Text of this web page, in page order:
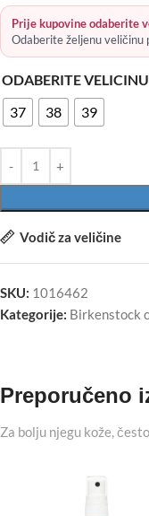
Prije kupovine odaberite
Odaberite željenu veličinu
ODABERITE VELICINU
37
38 39
Vodič za veličine
SKU: 1016462
Kategorije: Birkenstock
Preporučeno
Za bolju njegu kože,